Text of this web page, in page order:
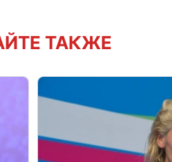
ТАКЖЕ